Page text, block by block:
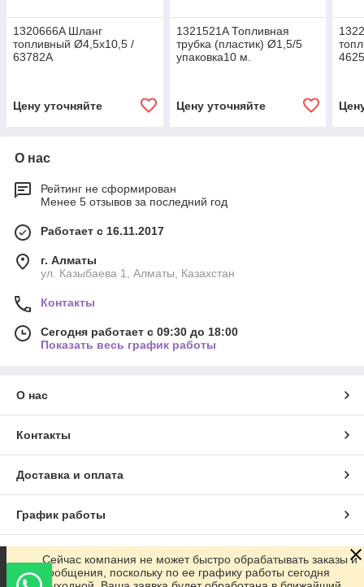
1320666A Шланг
топливный Ø4,5x10,5 /
63782A
Цену уточняйте
1321521A Топливная
трубка (пластик) Ø1,5/5
упаковка10 м.
Цену уточняйте
О нас
Рейтинг не сформирован
Менее 5 отзывов за последний год
Работает с 16.11.2017
г. Алматы
ул. Казыбаева 1, Алматы, Казахстан
Контакты
Сегодня работает с 09:30 до 18:00
Показать весь график работы
О нас
Контакты
Доставка и оплата
График работы
Полная версия сайта
Сейчас компания не может быстро обрабатывать заказы и
сообщения, поскольку по ее графику работы сегодня